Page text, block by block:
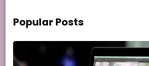
Popular Posts